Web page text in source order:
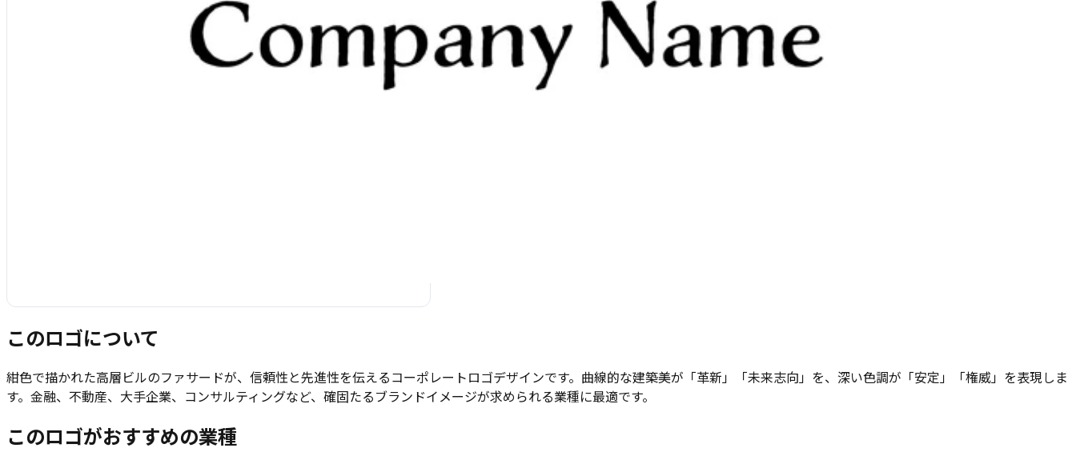
このロゴについて
紺色で描かれた高層ビルのファサードが、信頼性と先進性を伝えるコーポレートロゴデザインです。曲線的な建築美が「革新」「未来志向」を、深い色調が「安定」「権威」を表現しま
す。金融、不動産、大手企業、コンサルティングなど、確固たるブランドイメージが求められる業種に最適です。
このロゴがおすすめの業種